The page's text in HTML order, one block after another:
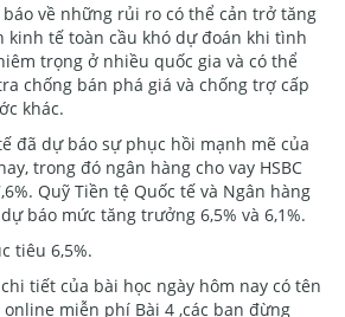
về những rủi ro có thể cản trở tăng
tế toàn cầu khó dự đoán khi tình
trọng ở nhiều quốc gia và có thể
chống bán phá giá và chống trợ cấp
khác.
đã dự báo sự phục hồi mạnh mẽ của
trong đó ngân hàng cho vay HSBC
Quỹ Tiền tệ Quốc tế và Ngân hàng
báo mức tăng trưởng 6,5% và 6,1%.
tiêu 6,5%.
tiết của bài học ngày hôm nay có tên
online miễn phí Bài 4 ,các bạn đừng